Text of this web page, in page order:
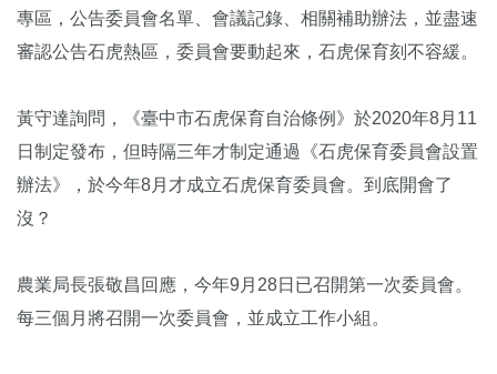
專區，公告委員會名單、會議記錄、相關補助辦法，並盡速
審認公告石虎熱區，委員會要動起來，石虎保育刻不容緩。
黃守達詢問，《臺中市石虎保育自治條例》於2020年8月11
日制定發布，但時隔三年才制定通過《石虎保育委員會設置
辦法》，於今年8月才成立石虎保育委員會。到底開會了
沒？
農業局長張敬昌回應，今年9月28日已召開第一次委員會。
每三個月將召開一次委員會，並成立工作小組。